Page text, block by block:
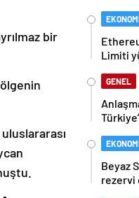
bir
uluslararası
Limiti
GENEL
Beyaz
rezervi